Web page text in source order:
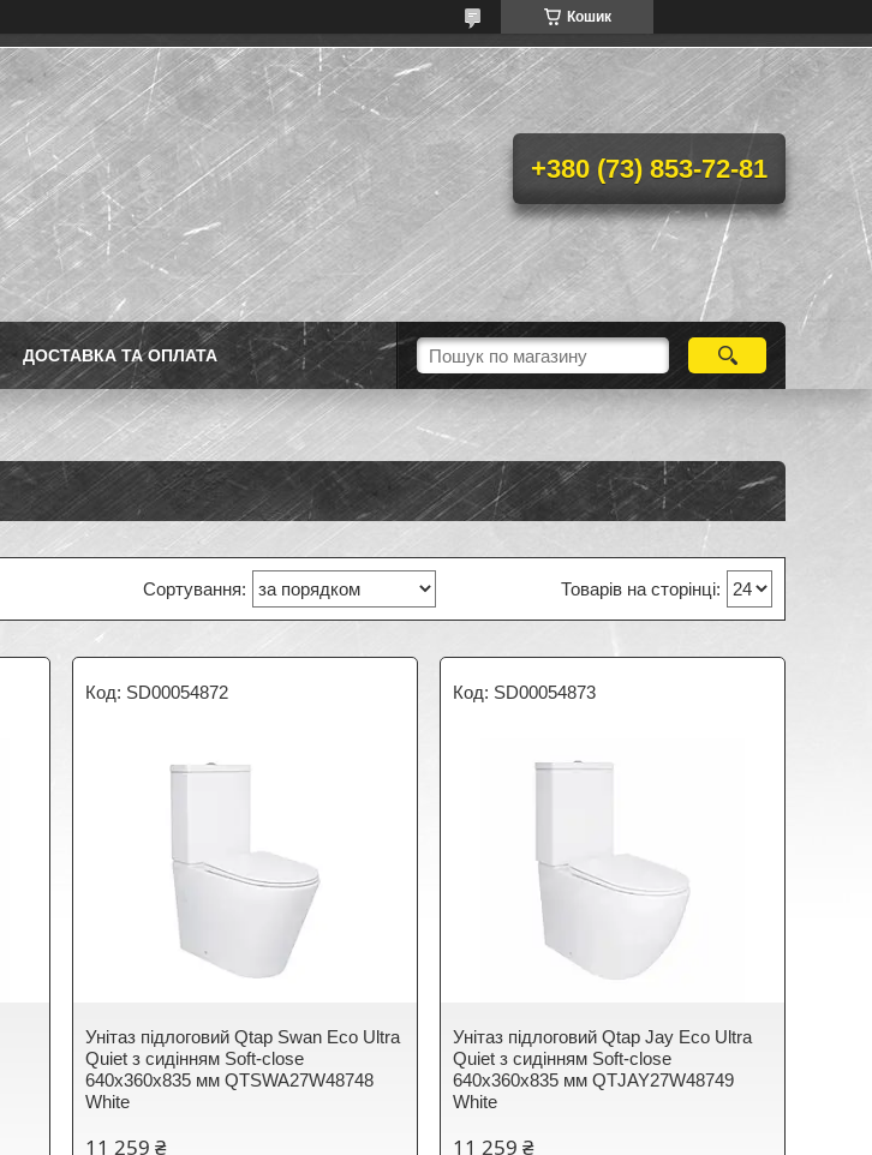
Кошик
+380 (73) 853-72-81
ДОСТАВКА ТА ОПЛАТА
SD00054872
Унітаз підлоговий Qtap Swan Eco Ultra
Quiet з сидінням Soft-close
640x360x835 мм QTSWA27W48748
White
11 259 ₴
SD00054873
Унітаз підлоговий Qtap Jay Eco Ultra
Quiet з сидінням Soft-close
640x360x835 мм QTJAY27W48749
White
11 259 ₴